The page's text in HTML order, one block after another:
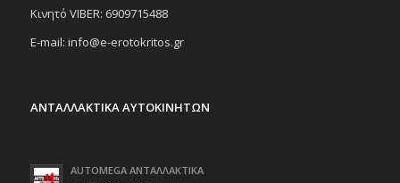
Κινητό VIBER: 6909715488
E-mail: info@e-erotokritos.gr
ΑΝΤΑΛΛΑΚΤΙΚΑ ΑΥΤΟΚΙΝΗΤΩΝ
AUTOMEGA ΑΝΤΑΛΛΑΚΤΙΚΑ